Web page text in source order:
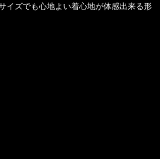
イズでも心地よい着心地が体感出来る形